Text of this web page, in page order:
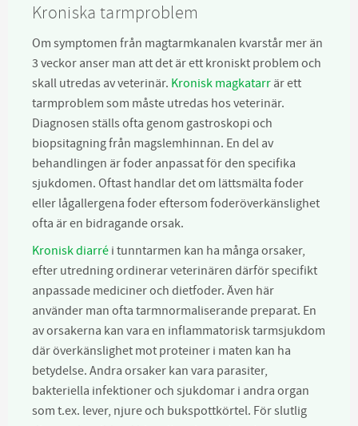
Kroniska tarmproblem
Om symptomen från magtarmkanalen kvarstår mer än
3 veckor anser man att det är ett kroniskt problem och
skall utredas av veterinär. Kronisk magkatarr är ett
tarmproblem som måste utredas hos veterinär.
Diagnosen ställs ofta genom gastroskopi och
biopsitagning från magslemhinnan. En del av
behandlingen är foder anpassat för den specifika
sjukdomen. Oftast handlar det om lättsmälta foder
eller lågallergena foder eftersom foderöverkänslighet
ofta är en bidragande orsak.
Kronisk diarré i tunntarmen kan ha många orsaker,
efter utredning ordinerar veterinären därför specifikt
anpassade mediciner och dietfoder. Även här
använder man ofta tarmnormaliserande preparat. En
av orsakerna kan vara en inflammatorisk tarmsjukdom
där överkänslighet mot proteiner i maten kan ha
betydelse. Andra orsaker kan vara parasiter,
bakteriella infektioner och sjukdomar i andra organ
som t.ex. lever, njure och bukspottkörtel. För slutlig